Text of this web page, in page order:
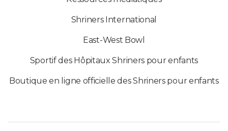
Shriners International
East-West Bowl
Sportif des Hôpitaux Shriners pour enfants
Boutique en ligne officielle des Shriners pour enfants